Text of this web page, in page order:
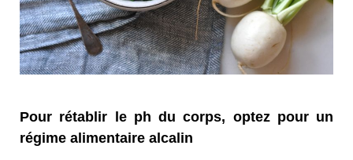
Pour rétablir le ph du corps, optez pour un
régime alimentaire alcalin